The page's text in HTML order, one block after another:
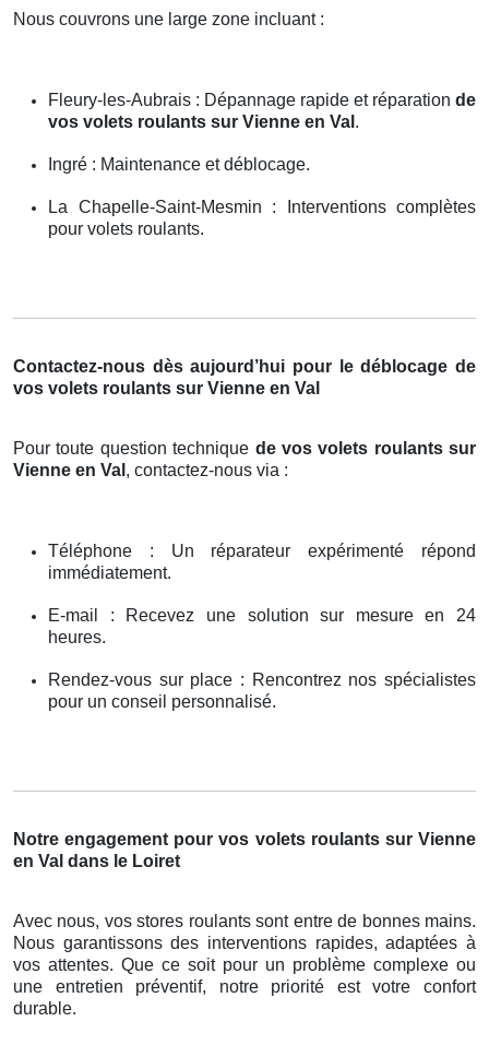
Nous couvrons une large zone incluant :
Fleury-les-Aubrais : Dépannage rapide et réparation de
vos volets roulants sur Vienne en Val .
Ingré : Maintenance et déblocage.
La Chapelle-Saint-Mesmin : Interventions complètes
pour volets roulants.
Contactez-nous dès aujourd’hui pour le déblocage de
vos volets roulants sur Vienne en Val
Pour toute question technique de vos volets roulants sur
Vienne en Val , contactez-nous via :
Téléphone : Un réparateur expérimenté répond
immédiatement.
E-mail : Recevez une solution sur mesure en 24
heures.
Rendez-vous sur place : Rencontrez nos spécialistes
pour un conseil personnalisé.
Notre engagement pour vos volets roulants sur Vienne
en Val dans le Loiret
Avec nous, vos stores roulants sont entre de bonnes mains.
Nous garantissons des interventions rapides, adaptées à
vos attentes. Que ce soit pour un problème complexe ou
une entretien préventif, notre priorité est votre confort
durable.